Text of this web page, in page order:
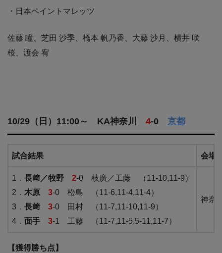
・日本ペイントマレッツ
佐藤 瞳、芝田 沙季、橋本 帆乃香、大藤 沙月、横井 咲
桜、渡会 宥
10/29（日）11:00～ KA神奈川 4-0 京都
試合結果 会場
1． 長﨑／牧野 2-0 枝廣／工藤 （11-10,11-9）
2． 木原 3-0 松島 （11-6,11-4,11-4）
3． 長﨑 3-0 田村 （11-7,11-10,11-9）
4． 面手 3-1 工藤 （11-7,11-5,5-11,11-7）
神奈
【獲得勝ち点】